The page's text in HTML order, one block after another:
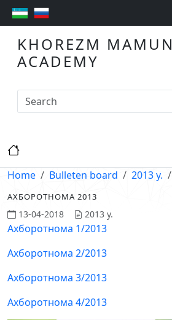
KHOREZM MAMUN
ACADEMY
Home Bulleten board 2013 y.
АХБОРОТНОМА 2013
13-04-2018 2013 y.
Ахборотнома 1/2013
Ахборотнома 2/2013
Ахборотнома 3/2013
Ахборотнома 4/2013